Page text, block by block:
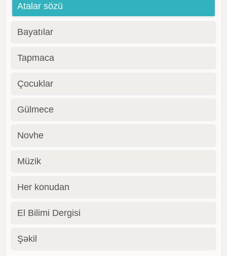
Atalar sözü
Bayatılar
Tapmaca
Çocuklar
Gülmece
Novhe
Müzik
Her konudan
El Bilimi Dergisi
Şəkil